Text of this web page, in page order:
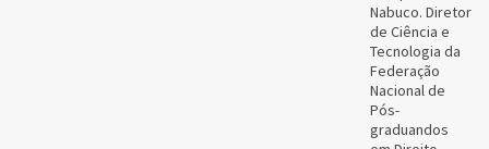
Nabuco. Diretor
de Ciência e
Tecnologia da
Federação
Nacional de
Pós-
graduandos